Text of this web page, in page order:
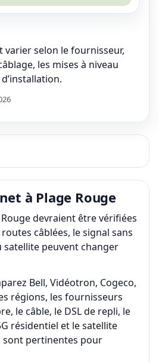
varier selon le fournisseur,
les mises à niveau
à Plage Rouge
devraient être vérifiées
câblées, le signal sans
peuvent changer
Bell, Vidéotron, Cogeco,
régions, les fournisseurs
le câble, le DSL de repli, le
résidentiel et le satellite
sont pertinentes pour